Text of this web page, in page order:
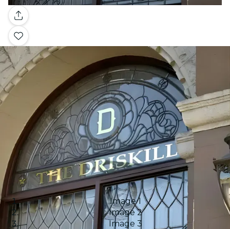
Galería
Image 1
Image 2
Image 3